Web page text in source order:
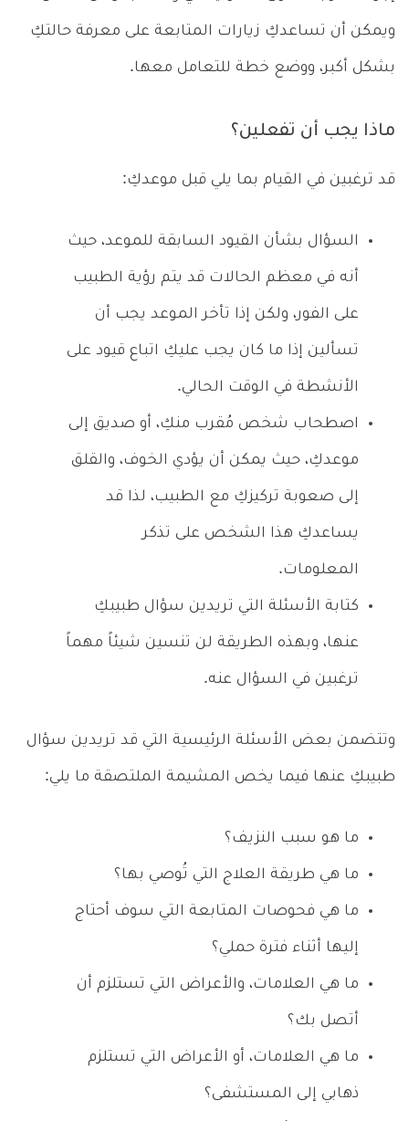
ويمكن أن تساعدكِ زيارات المتابعة على معرفة حالتكِ
بشكل أكبر، ووضع خطة للتعامل معها.
ماذا يجب أن تفعلين؟
قد ترغبين في القيام بما يلي قبل موعدكِ:
السؤال بشأن القيود السابقة للموعد، حيث
أنه في معظم الحالات قد يتم رؤية الطبيب
على الفور، ولكن إذا تأخر الموعد يجب أن
تسألين إذا ما كان يجب عليكِ اتباع قيود على
الأنشطة في الوقت الحالي.
اصطحاب شخص مُقرب منكِ، أو صديق إلى
موعدكِ، حيث يمكن أن يؤدي الخوف، والقلق
إلى صعوبة تركيزكِ مع الطبيب، لذا قد
يساعدكِ هذا الشخص على تذكر
المعلومات.
كتابة الأسئلة التي تريدين سؤال طبيبكِ
عنها، وبهذه الطريقة لن تنسين شيئاً مهماً
ترغبين في السؤال عنه.
وتتضمن بعض الأسئلة الرئيسية التي قد تريدين سؤال
طبيبكِ عنها فيما يخص المشيمة الملتصقة ما يلي:
ما هو سبب النزيف؟
ما هي طريقة العلاج التي تُوصي بها؟
ما هي فحوصات المتابعة التي سوف أحتاج
إليها أثناء فترة حملي؟
ما هي العلامات، والأعراض التي تستلزم أن
أتصل بك؟
ما هي العلامات، أو الأعراض التي تستلزم
ذهابي إلى المستشفى؟